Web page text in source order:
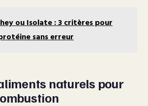
ou Isolate : 3 critères pour
sans erreur
naturels pour